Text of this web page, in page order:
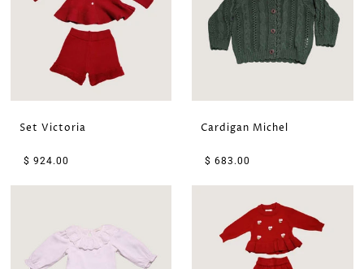
Set Victoria
$ 924.00
Cardigan Michel
$ 683.00